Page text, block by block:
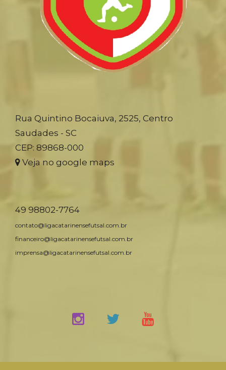
Rua Quintino Bocaiuva, 2525, Centro
Saudades - SC
CEP: 89868-000
Veja no google maps
49 98802-7764
contato@ligacatarinensefutsal.com.br
financeiro@ligacatarinensefutsal.com.br
imprensa@ligacatarinensefutsal.com.br